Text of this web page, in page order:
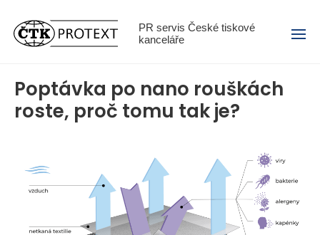
PR servis České tiskové
kanceláře
Menu
Poptávka po nano rouškách
roste, proč tomu tak je?